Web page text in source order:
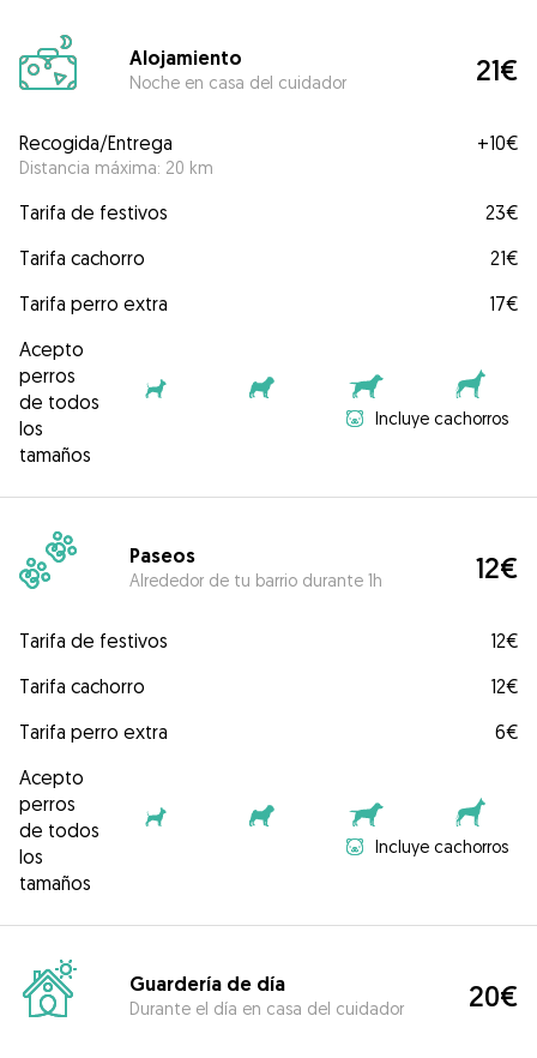
Alojamiento
Noche en casa del cuidador 21€
Recogida/Entrega
Distancia máxima: 20 km
+10€
Tarifa de festivos
23€
Tarifa cachorro
21€
Tarifa perro extra
17€
Acepto
perros
de todos
los
tamaños
Incluye cachorros
Paseos
Alrededor de tu barrio durante 1h 12€
Tarifa de festivos
12€
Tarifa cachorro
12€
Tarifa perro extra
6€
Acepto
perros
de todos
los
tamaños
Incluye cachorros
Guardería de día
Durante el día en casa del cuidador 20€